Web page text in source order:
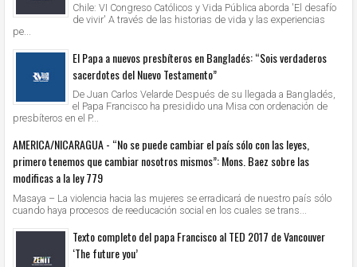
Chile: VI Congreso Católicos y Vida Pública aborda 'El desafío
de vivir' A través de las historias de vida y las experiencias
pe...
El Papa a nuevos presbíteros en Bangladés: “Sois verdaderos
sacerdotes del Nuevo Testamento”
De Juan Carlos Velarde Después de su llegada a Bangladés,
el Papa Francisco ha presidido una Misa con ordenación de
presbíteros en el P...
AMERICA/NICARAGUA - “No se puede cambiar el país sólo con las leyes,
primero tenemos que cambiar nosotros mismos”: Mons. Baez sobre las
modificas a la ley 779
Masaya – La violencia hacia las mujeres se erradicará de nuestro país sólo
cuando haya procesos de reeducación social en los cuales se trans...
Texto completo del papa Francisco al TED 2017 de Vancouver
‘The future you’